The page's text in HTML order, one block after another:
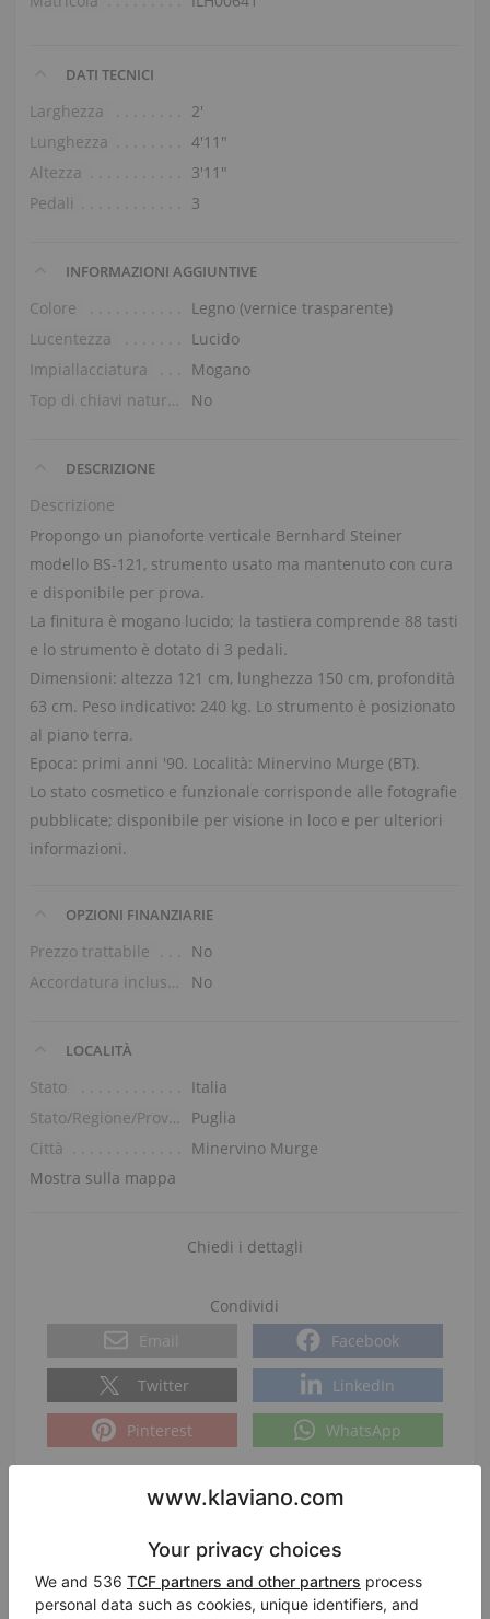
DATI TECNICI
Larghezza
2′
Lunghezza
4′11″
Altezza
3′11″
Pedali
3
INFORMAZIONI AGGIUNTIVE
Colore
Legno (vernice trasparente)
Lucentezza
Lucido
Impiallacciatura
Mogano
Top di chiavi naturali
No
DESCRIZIONE
Descrizione
Propongo un pianoforte verticale Bernhard Steiner
modello BS-121, strumento usato ma mantenuto con cura
e disponibile per prova.
La finitura è mogano lucido; la tastiera comprende 88 tasti
e lo strumento è dotato di 3 pedali.
Dimensioni: altezza 121 cm, lunghezza 150 cm, profondità
63 cm. Peso indicativo: 240 kg. Lo strumento è posizionato
al piano terra.
Epoca: primi anni '90. Località: Minervino Murge (BT).
Lo stato cosmetico e funzionale corrisponde alle fotografie
pubblicate; disponibile per visione in loco e per ulteriori
informazioni.
OPZIONI FINANZIARIE
Prezzo trattabile
No
Accordatura inclusa nel prezzo
No
LOCALITÀ
Stato
Italia
Stato/Regione/Provincia
Puglia
Città
Minervino Murge
Mostra sulla mappa
Chiedi i dettagli
Condividi
Email
Facebook
Twitter LinkedIn
Pinterest WhatsApp
Data di inserimento:2026-06-03 03:44:43
Visualizzazioni: 1075